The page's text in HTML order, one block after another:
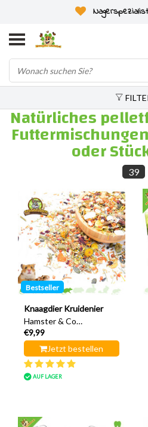
Natürliches
oder
39
Bestseller
Knaagdier Kruidenier
Hamster & Co
Futtersuchmenü 500
Gramm
€9,99
Jetzt bestellen
AUF LAGER